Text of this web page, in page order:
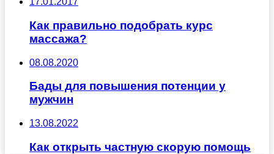
Как правильно подобрать курс
массажа?
08.08.2020
Бады для повышения потенции у
мужчин
13.08.2022
Как открыть частную скорую помощь